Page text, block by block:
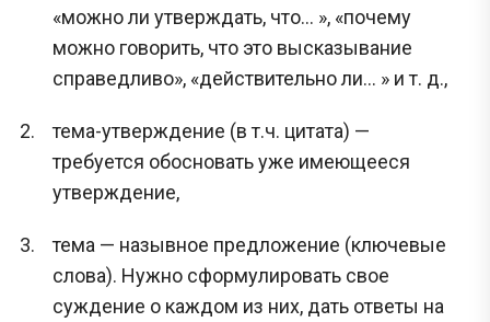
«можно ли утверждать, что... », «почему
можно говорить, что это высказывание
справедливо», «действительно ли... » и т. д.,
тема-утверждение (в т.ч. цитата) —
требуется обосновать уже имеющееся
утверждение,
тема — назывное предложение (ключевые
слова). Нужно сформулировать свое
суждение о каждом из них, дать ответы на